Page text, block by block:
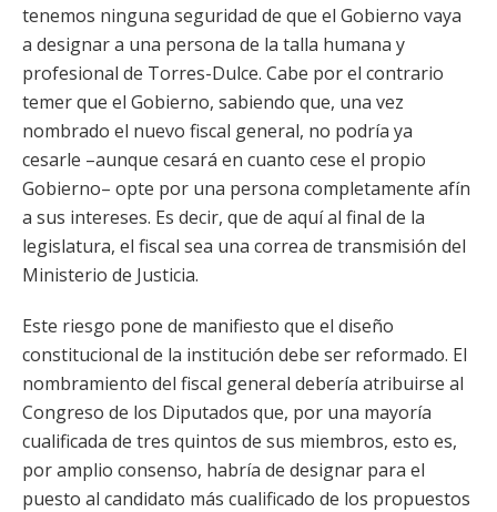
tenemos ninguna seguridad de que el Gobierno vaya
a designar a una persona de la talla humana y
profesional de Torres-Dulce. Cabe por el contrario
temer que el Gobierno, sabiendo que, una vez
nombrado el nuevo fiscal general, no podría ya
cesarle –aunque cesará en cuanto cese el propio
Gobierno– opte por una persona completamente afín
a sus intereses. Es decir, que de aquí al final de la
legislatura, el fiscal sea una correa de transmisión del
Ministerio de Justicia.
Este riesgo pone de manifiesto que el diseño
constitucional de la institución debe ser reformado. El
nombramiento del fiscal general debería atribuirse al
Congreso de los Diputados que, por una mayoría
cualificada de tres quintos de sus miembros, esto es,
por amplio consenso, habría de designar para el
puesto al candidato más cualificado de los propuestos